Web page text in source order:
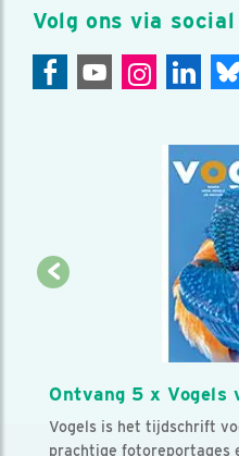
Volg ons via social
Ontvang 5 x
Vogels is het tijdschrift
prachtige fotoreportages